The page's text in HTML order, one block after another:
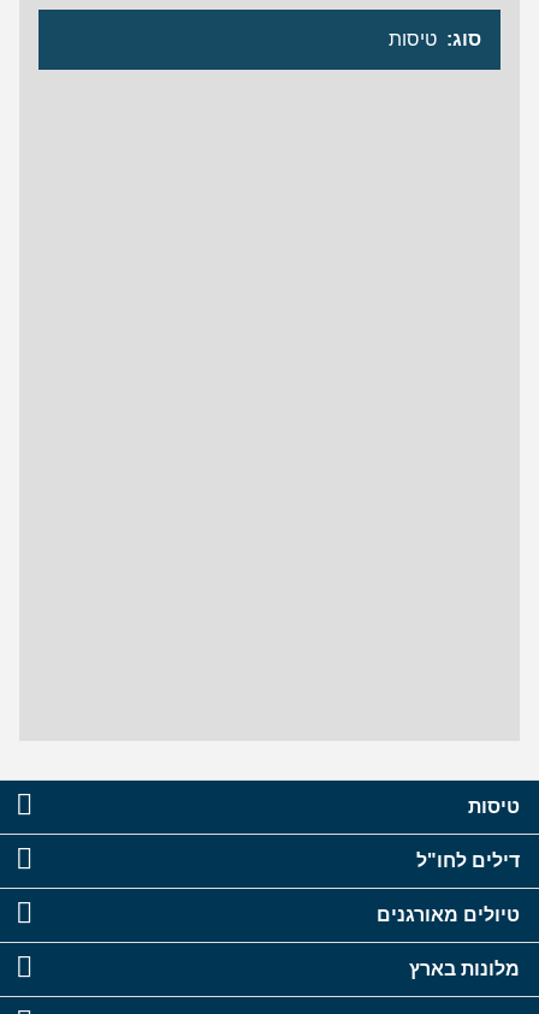
סוג
טיסות
דילים לחו"ל
טיולים מאורגנים
מלונות בארץ